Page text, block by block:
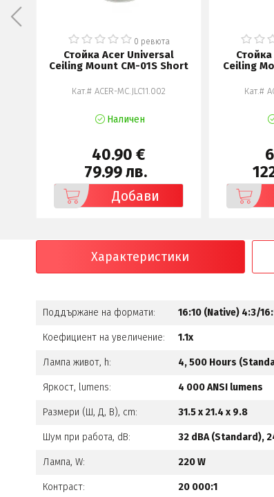
0 ревюта
Стойка Acer Universal
Ceiling Mount CM-01S Short
Кат.# ACER-MC.JLC11.002
Наличен
40.90 €
79.99 лв.
Добави
Ceiling
Кат.#
Характеристики
Поддържане на формати: 16:10 (Native) 4:3/
Коефициент на увеличение: 1.1x
Лампа живот, h: 4, 500 Hours
Яркост, lumens: 4 000 ANSI lumens
Размери (Ш, Д, В), cm: 31.5 x 21.4 x 9.8
Шум при работа, dB: 32 dBA (Standard),
Лампа, W: 220 W
Контраст: 20 000:1